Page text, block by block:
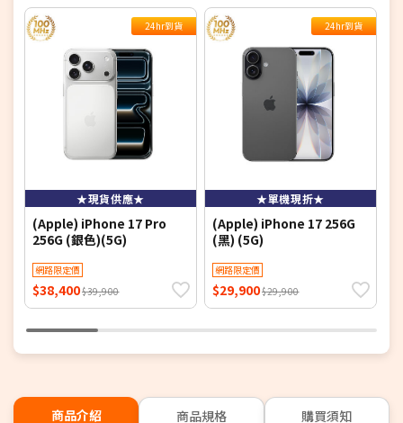
24hr到貨
★現貨供應★
(Apple) iPhone 17 Pro
256G (銀色)(5G)
網路限定價
$38,400$39,900
24hr到貨
★單機現折★
(Apple) iPhone 17 256G
(黑) (5G)
網路限定價
$29,900$29,900
商品介紹 商品規格 購買須知